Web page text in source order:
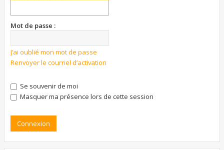
Mot de passe :
J’ai oublié mon mot de passe
Renvoyer le courriel d’activation
Se souvenir de moi
Masquer ma présence lors de cette session